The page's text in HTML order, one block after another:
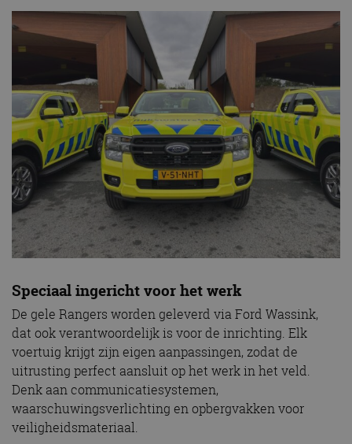
Speciaal ingericht voor het werk
De gele Rangers worden geleverd via Ford Wassink,
dat ook verantwoordelijk is voor de inrichting. Elk
voertuig krijgt zijn eigen aanpassingen, zodat de
uitrusting perfect aansluit op het werk in het veld.
Denk aan communicatiesystemen,
waarschuwingsverlichting en opbergvakken voor
veiligheidsmateriaal.